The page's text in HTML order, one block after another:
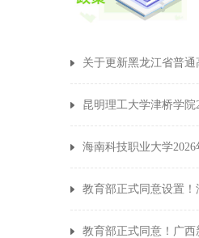
关于更新黑龙江省普
昆明理工大学津桥学院
海南科技职业大学
教育部正式同意设置！
教育部正式同意！广西